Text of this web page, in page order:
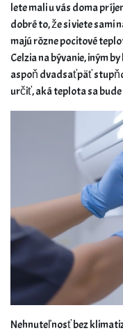
lete mali u vás doma
dobré to, že si viete
majú rôzne pocitové
Celzia na bývanie, iným
aspoň dvadsaťpäť
určiť, aká teplota sa
Nehnuteľnosť bez